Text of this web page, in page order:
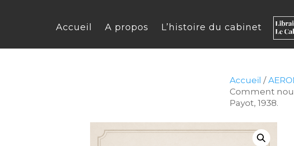
Accueil A propos L’histoire du cabinet
Accueil /
Comment
Payot, 1938.